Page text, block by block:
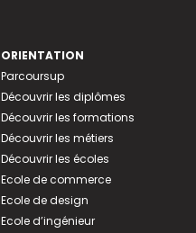
ORIENTATION
Parcoursup
Découvrir les diplômes
Découvrir les formations
Découvrir les métiers
Découvrir les écoles
Ecole de commerce
Ecole de design
Ecole d’ingénieur